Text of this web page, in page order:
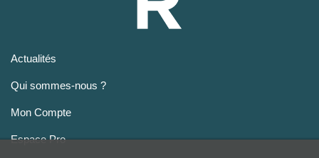
Actualités
Qui sommes-nous ?
Mon Compte
Espace Pro